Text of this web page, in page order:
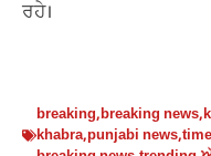
ਰਹੇ।
breaking,breaking news,
khabra,punjabi news,